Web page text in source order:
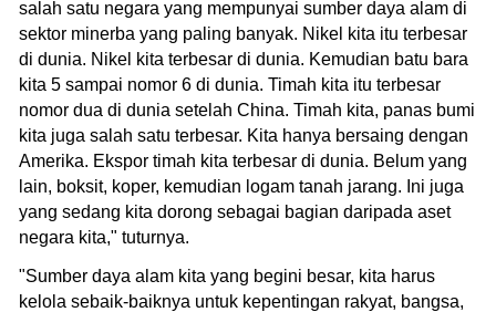
salah satu negara yang mempunyai sumber daya alam di
sektor minerba yang paling banyak. Nikel kita itu terbesar
di dunia. Nikel kita terbesar di dunia. Kemudian batu bara
kita 5 sampai nomor 6 di dunia. Timah kita itu terbesar
nomor dua di dunia setelah China. Timah kita, panas bumi
kita juga salah satu terbesar. Kita hanya bersaing dengan
Amerika. Ekspor timah kita terbesar di dunia. Belum yang
lain, boksit, koper, kemudian logam tanah jarang. Ini juga
yang sedang kita dorong sebagai bagian daripada aset
negara kita," tuturnya.
"Sumber daya alam kita yang begini besar, kita harus
kelola sebaik-baiknya untuk kepentingan rakyat, bangsa,